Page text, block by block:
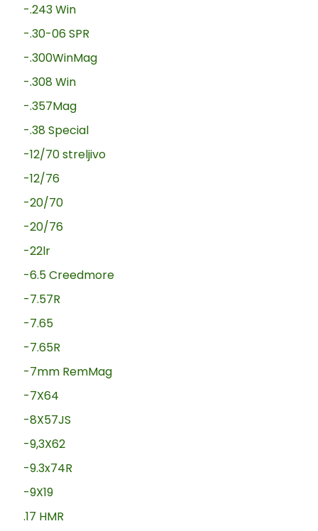
-.243 Win
-.30-06 SPR
-.300WinMag
-.308 Win
-.357Mag
-.38 Special
-12/70 streljivo
-12/76
-20/70
-20/76
-22lr
-6.5 Creedmore
-7.57R
-7.65
-7.65R
-7mm RemMag
-7X64
-8X57JS
-9,3X62
-9.3x74R
-9X19
.17 HMR